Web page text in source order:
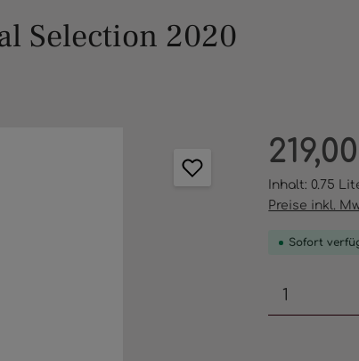
Selection 2020
Regulärer
Inhalt:0.75
Preise inkl.
Sofort